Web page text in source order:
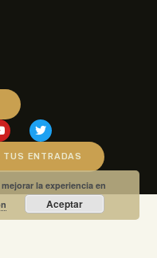
TUS ENTRADAS
la experiencia en
Aceptar